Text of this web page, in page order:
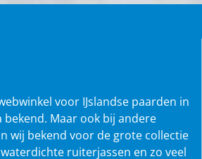
voor IJslandse paarden in
bekend. Maar ook bij andere
wij bekend voor de grote collectie
ruiterjassen en zo veel